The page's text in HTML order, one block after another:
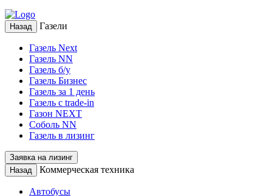
Назад Газели
Газель Next
Газель NN
Газель б/у
Газель Бизнес
Газель за 1 день
Газель с trade-in
Газон NEXT
Соболь NN
Газель в лизинг
Заявка на лизинг
Назад
Коммерческая техника
Автобусы